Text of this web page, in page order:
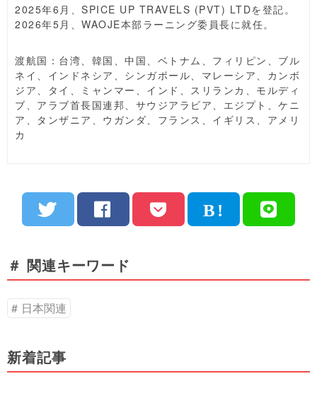
2025年6月、SPICE UP TRAVELS (PVT) LTDを登記。
2026年5月、WAOJE本部ラーニング委員長に就任。
渡航国：台湾、韓国、中国、ベトナム、フィリピン、ブル
ネイ、インドネシア、シンガポール、マレーシア、カンボ
ジア、タイ、ミャンマー、インド、スリランカ、モルディ
ブ、アラブ首長国連邦、サウジアラビア、エジプト、ケニ
ア、タンザニア、ウガンダ、フランス、イギリス、アメリ
カ
＃ 関連キーワード
日本関連
新着記事